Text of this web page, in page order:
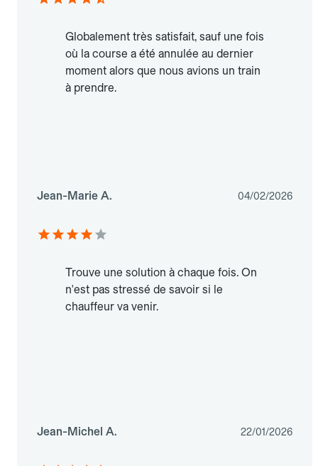
Globalement très satisfait, sauf une fois
où la course a été annulée au dernier
moment alors que nous avions un train
à prendre.
Jean-Marie A. 04/02/2026
Trouve une solution à chaque fois. On
n'est pas stressé de savoir si le
chauffeur va venir.
Jean-Michel A. 22/01/2026